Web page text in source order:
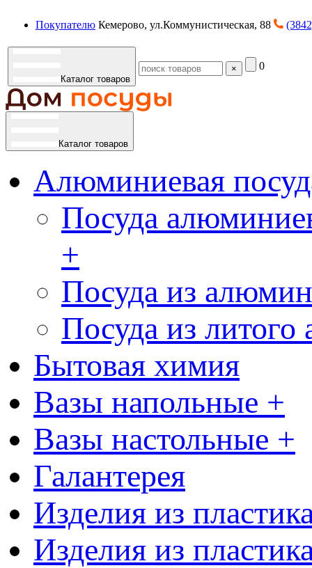
Покупателю Кемерово, ул.Коммунистическая, 88
Каталог товаров
× 0
Каталог товаров
Алюминиевая
Посуда
+
Посуда из
Посуда из
Бытовая химия
Вазы напольные +
Вазы настольные +
Галантерея
Изделия из
Изделия из